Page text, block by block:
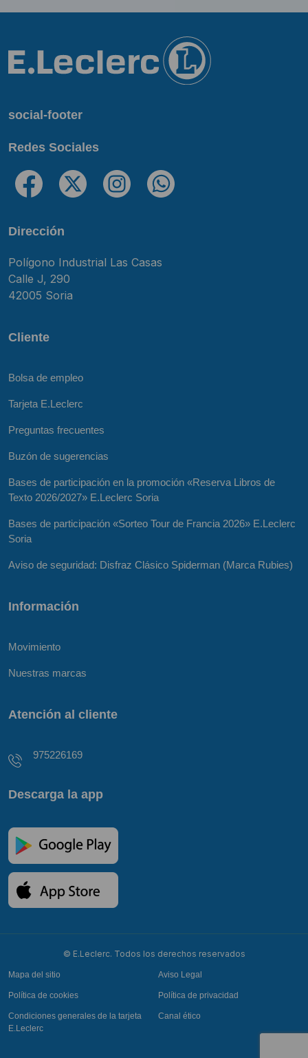
social-footer
Redes Sociales
Dirección
Polígono Industrial Las Casas
Calle J, 290
42005 Soria
Cliente
Bolsa de empleo
Tarjeta E.Leclerc
Preguntas frecuentes
Buzón de sugerencias
Bases de participación en la promoción «Reserva Libros de
Texto 2026/2027» E.Leclerc Soria
Bases de participación «Sorteo Tour de Francia 2026» E.Leclerc
Soria
Aviso de seguridad: Disfraz Clásico Spiderman (Marca Rubies)
Información
Movimiento
Nuestras marcas
Atención al cliente
975226169
Descarga la app
© E.Leclerc. Todos los derechos reservados
Mapa del sitio Aviso Legal
Política de cookies Política de privacidad
Condiciones generales de la tarjeta
E.Leclerc
Canal ético